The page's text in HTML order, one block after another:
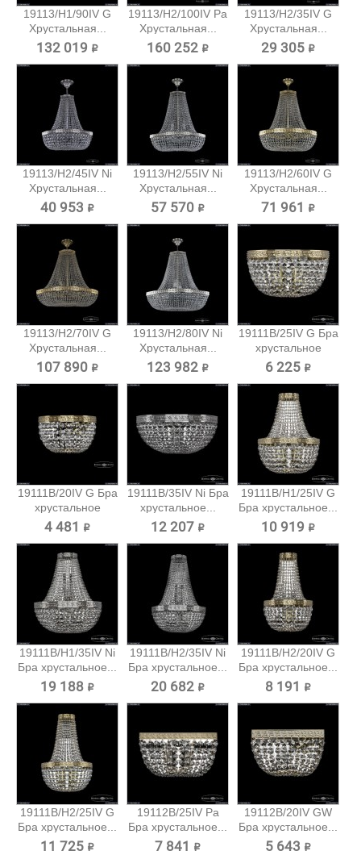
19113/H1/90IV G
Хрустальная...
132 019 ₽
19113/H2/100IV Pa
Хрустальная...
160 252 ₽
19113/H2/35IV G
Хрустальная...
29 305 ₽
19113/H2/45IV Ni
Хрустальная...
40 953 ₽
19113/H2/55IV Ni
Хрустальная...
57 570 ₽
19113/H2/60IV G
Хрустальная...
71 961 ₽
19113/H2/70IV G
Хрустальная...
107 890 ₽
19113/H2/80IV Ni
Хрустальная...
123 982 ₽
19111B/25IV G Бра
хрустальное
Bohemia...
6 225 ₽
19111B/20IV G Бра
хрустальное
Bohemia...
4 481 ₽
19111B/35IV Ni Бра
хрустальное...
12 207 ₽
19111B/H1/25IV G
Бра хрустальное...
10 919 ₽
19111B/H1/35IV Ni
Бра хрустальное...
19 188 ₽
19111B/H2/35IV Ni
Бра хрустальное...
20 682 ₽
19111B/H2/20IV G
Бра хрустальное...
8 191 ₽
19111B/H2/25IV G
Бра хрустальное...
11 725 ₽
19112B/25IV Pa
Бра хрустальное...
7 841 ₽
19112B/20IV GW
Бра хрустальное...
5 643 ₽